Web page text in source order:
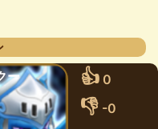
ー 👍 0
👎 -0